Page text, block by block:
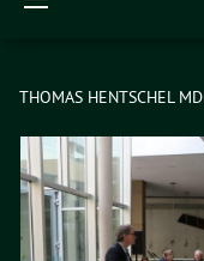
THOMAS HENTSCHEL